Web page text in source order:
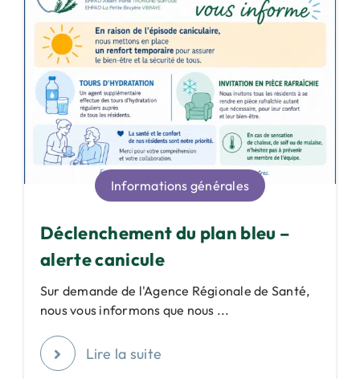
Informations générales
Déclenchement du plan bleu –
alerte canicule
Sur demande de l'Agence Régionale de Santé,
nous vous informons que nous ...
Lire la suite